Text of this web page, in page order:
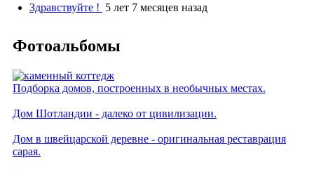
Здравствуйте ! 5 лет 7 месяцев назад
Фотоальбомы
Подборка домов, построенных в необычных местах.
Дом Шотландии - далеко от цивилизации.
Дом в швейцарской деревне - оригинальная реставрация
сарая.